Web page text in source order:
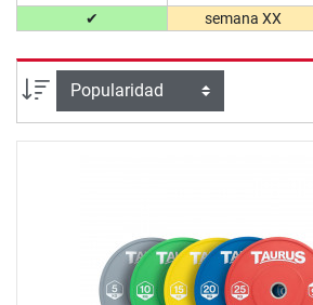
✔ semana XX
Ordenar por